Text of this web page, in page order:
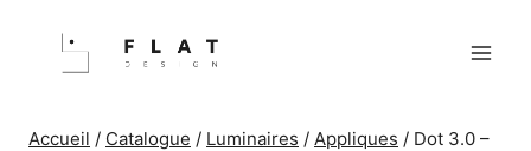
contenu
Accueil / Catalogue / Luminaires / Appliques / Dot 3.0 –